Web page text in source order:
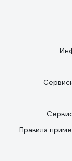
Правила